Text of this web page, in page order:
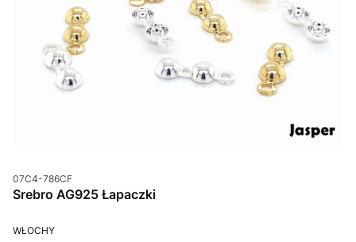
Kod produktu
07C4-786CF
Srebro AG925 Łapaczki
PRODUCENT
WŁOCHY